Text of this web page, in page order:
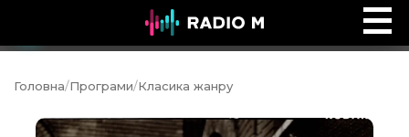
Дитячий майданчик
Головна/Програми/Класика жанру